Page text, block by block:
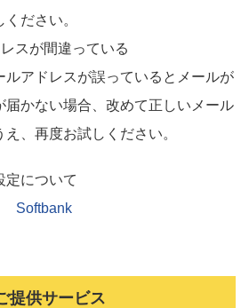
ださい。
スが間違っている
ルアドレスが誤っているとメールが
届かない場合、改めて正しいメール
、再度お試しください。
定について
Softbank
提供サービス